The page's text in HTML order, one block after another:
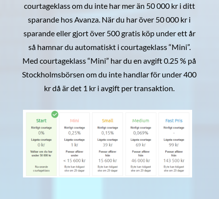
courtageklass om du inte har mer än 50 000 kr i ditt
sparande hos Avanza. När du har över 50 000 kr i
sparande eller gjort över 500 gratis köp under ett år
så hamnar du automatiskt i courtageklass “Mini”.
Med courtageklass “Mini” har du en avgift 0.25 % på
Stockholmsbörsen om du inte handlar för under 400
kr då är det 1 kr i avgift per transaktion.